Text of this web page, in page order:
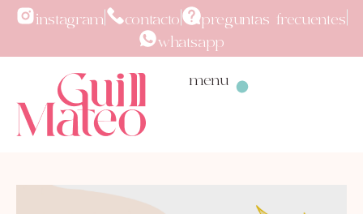
instagram contacto
preguntas frecuentes
whatsapp
menu